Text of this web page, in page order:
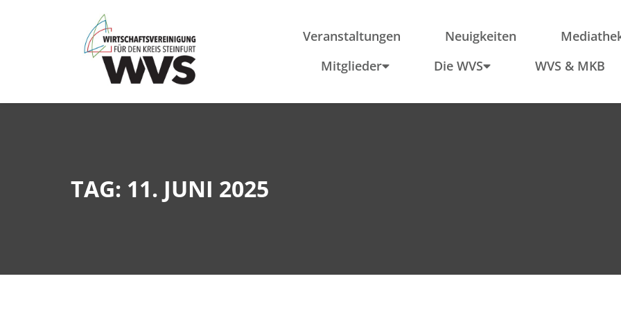
Veranstaltungen Neuigkeiten
Mitglieder
Die WVS WVS & MKB
Anfahrt
TAG: 11. JUNI 2025